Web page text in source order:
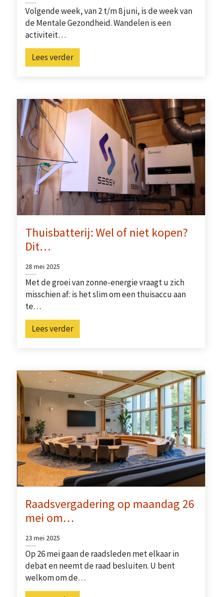
Volgende week, van 2 t/m 8 juni, is de week van
de Mentale Gezondheid. Wandelen is een
activiteit…
Lees verder
Thuisbatterij: Wel of niet kopen?
Dit…
28 mei 2025
Met de groei van zonne-energie vraagt u zich
misschien af: is het slim om een thuisaccu aan
te…
Lees verder
Raadsvergadering op maandag 26
mei om…
23 mei 2025
Op 26 mei gaan de raadsleden met elkaar in
debat en neemt de raad besluiten. U bent
welkom om de…